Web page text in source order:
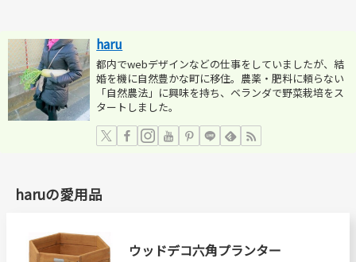
haru
都内でwebデザインなどの仕事をしていましたが、結
婚を機に自然豊かな町に移住。農薬・肥料に頼らない
「自然農法」に興味を持ち、ベランダで野菜栽培をス
タートしました。
haruの愛用品
ウッドデコ六角プランター